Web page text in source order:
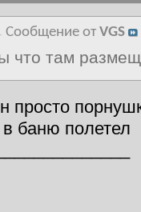
Сообщение от VGS
что там
просто
в баню полетел